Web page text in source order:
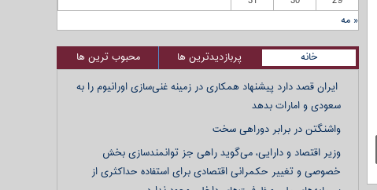
« مه
خانه پربازدیدترین ها
محبوب ترین ها
ایران قصد دارد پیشنهاد همکاری در زمینه غنی‌سازی اورانیوم را به
سعودی و امارات بدهد
واشنگتن در برابر دوراهی سخت
وزیر اقتصاد و دارایی، می‌گوید راهی جز توانمندسازی بخش
خصوصی و تغییر حکمرانی اقتصادی برای استفاده حداکثری از